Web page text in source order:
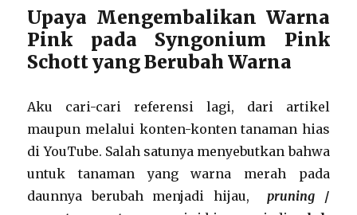
Upaya Mengembalikan Warna
Pink pada Syngonium Pink
Schott yang Berubah Warna
Aku cari-cari referensi lagi, dari artikel
maupun melalui konten-konten tanaman hias
di YouTube. Salah satunya menyebutkan bahwa
untuk tanaman yang warna merah pada
daunnya berubah menjadi hijau,pruning /